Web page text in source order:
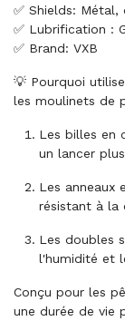
✅ Shields:
✅ Lubrification :
✅ Brand: VXB
💡 Pourquoi
les moulinets de
Les billes en
un lancer
Les anneaux
résistant à la
Les doubles
l'humidité et
Conçu pour les
une durée de vie